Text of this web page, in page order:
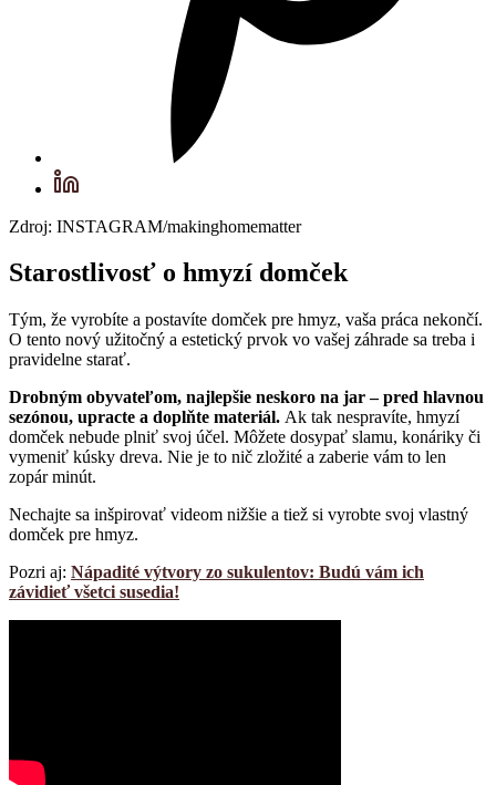
Zdroj: INSTAGRAM/makinghomematter
Starostlivosť o hmyzí domček
Tým, že vyrobíte a postavíte domček pre hmyz, vaša práca nekončí.
O tento nový užitočný a estetický prvok vo vašej záhrade sa treba i
pravidelne starať.
Drobným obyvateľom, najlepšie neskoro na jar – pred hlavnou
sezónou, upracte a doplňte materiál. Ak tak nespravíte, hmyzí
domček nebude plniť svoj účel. Môžete dosypať slamu, konáriky či
vymeniť kúsky dreva. Nie je to nič zložité a zaberie vám to len
zopár minút.
Nechajte sa inšpirovať videom nižšie a tiež si vyrobte svoj vlastný
domček pre hmyz.
Pozri aj: Nápadité výtvory zo sukulentov: Budú vám ich
závidieť všetci susedia!